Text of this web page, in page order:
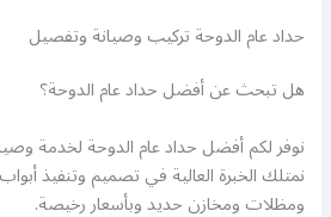
حداد عام الدوحة تركيب وصيانة وتفصيل
هل تبحث عن أفضل حداد عام الدوحة؟
نوفر لكم أفضل حداد عام الدوحة لخدمة
نمتلك الخبرة العالية في تصميم وتنفيذ
ومظلات ومخازن حديد وبأسعار رخيصة.